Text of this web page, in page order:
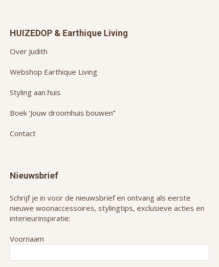
HUIZEDOP & Earthique Living
Over Judith
Webshop Earthique Living
Styling aan huis
Boek ‘Jouw droomhuis bouwen”
Contact
Nieuwsbrief
Schrijf je in voor de nieuwsbrief en ontvang als eerste
nieuwe woonaccessoires, stylingtips, exclusieve acties en
interieurinspiratie:
Voornaam